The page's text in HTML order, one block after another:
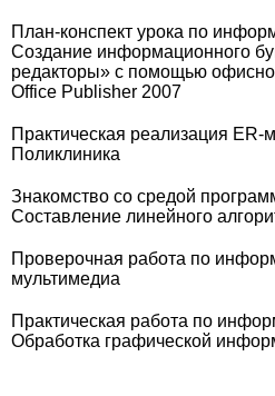
План-конспект урока по
Создание информационного
редакторы» с помощью
Office Publisher 2007
Практическая реализация
Поликлиника
Знакомство со средой
Составление линейного
Проверочная работа по
мультимедиа
Практическая работа по
Обработка графической